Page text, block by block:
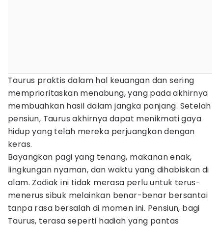
Taurus praktis dalam hal keuangan dan sering
memprioritaskan menabung, yang pada akhirnya
membuahkan hasil dalam jangka panjang. Setelah
pensiun, Taurus akhirnya dapat menikmati gaya
hidup yang telah mereka perjuangkan dengan
keras.
Bayangkan pagi yang tenang, makanan enak,
lingkungan nyaman, dan waktu yang dihabiskan di
alam. Zodiak ini tidak merasa perlu untuk terus-
menerus sibuk melainkan benar-benar bersantai
tanpa rasa bersalah di momen ini. Pensiun, bagi
Taurus, terasa seperti hadiah yang pantas